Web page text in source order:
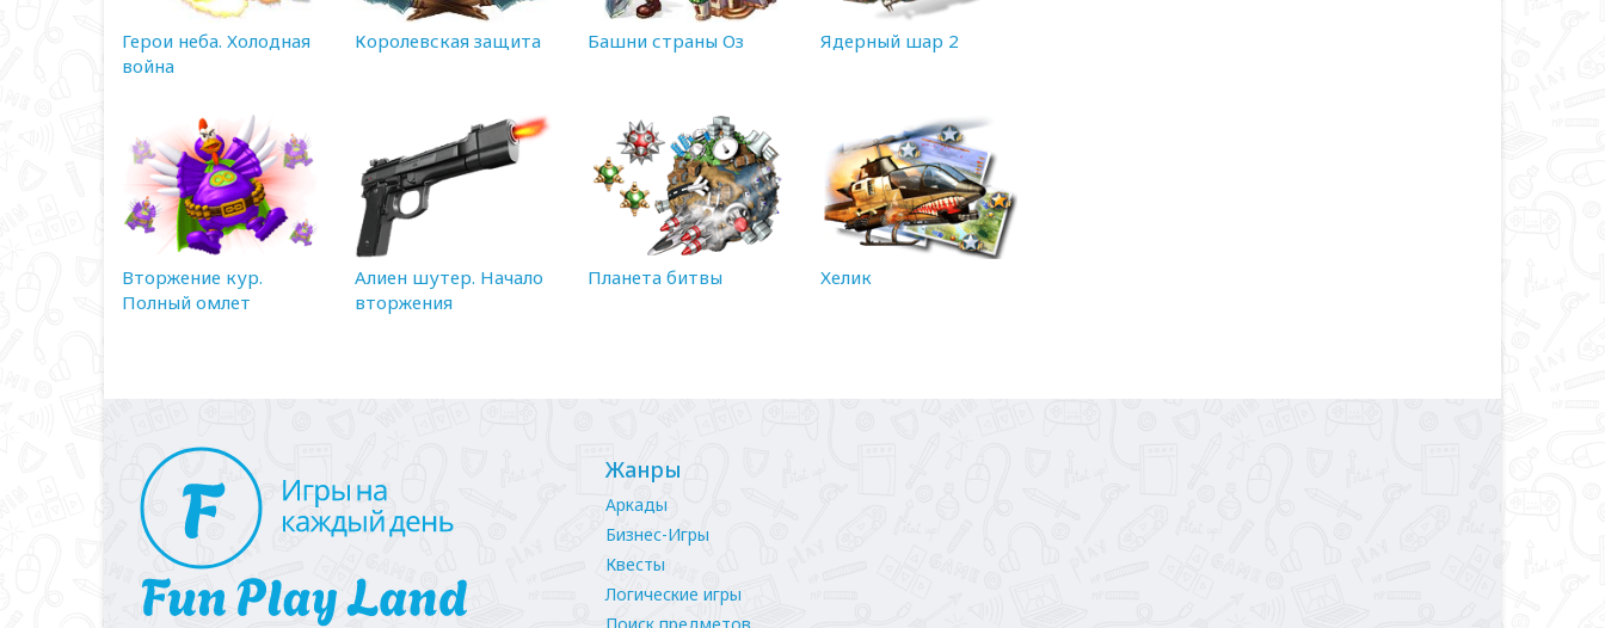
Герои неба. Холодная
война
Королевская защита Башни страны Оз Ядерный шар 2
Вторжение кур.
Полный омлет
Алиен шутер. Начало
вторжения
Планета битвы Хелик
Жанры
Аркады
Бизнес-Игры
Квесты
Логические игры